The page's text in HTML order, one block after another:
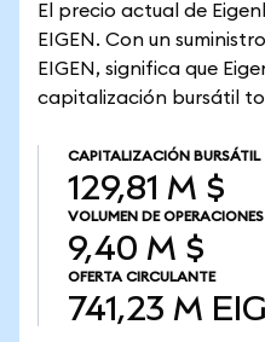
El precio actual de
EIGEN. Con un
EIGEN, significa que
capitalización bursátil
CAPITALIZACIÓN BURSÁTIL
129,81 M $
VOLUMEN DE OPERACIONES
9,40 M $
OFERTA CIRCULANTE
741,23 M